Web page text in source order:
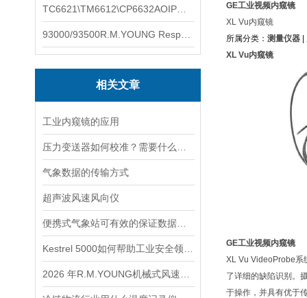
相关文章
工业内窥镜的应用
气象数据的传输方式
超声波风速风向仪
GE工业视频内窥镜
XL Vu内窥镜
所属分类： 测量仪器
XL Vu内窥镜
GE工业视频内窥镜
XL Vu VideoProbe系
了详细的缺陷识别。
于操作，并具有优于